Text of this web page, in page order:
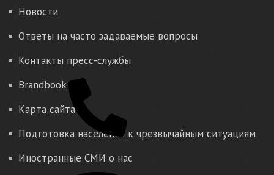
Новости
Ответы на часто задаваемые вопросы
Контакты пресс-службы
Brandbook
Карта сайта
Подготовка населения к чрезвычайным ситуациям
Иностранные СМИ о нас